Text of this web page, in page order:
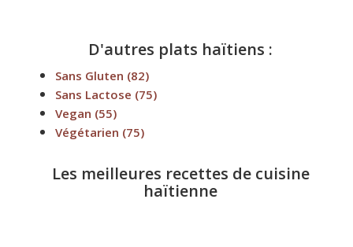
D'autres plats haïtiens :
Sans Gluten (82)
Sans Lactose (75)
Vegan (55)
Végétarien (75)
Les meilleures recettes de cuisine
haïtienne